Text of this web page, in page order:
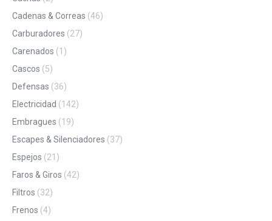
Cadenas & Correas (46)
Carburadores (27)
Carenados (1)
Cascos (5)
Defensas (36)
Electricidad (142)
Embragues (19)
Escapes & Silenciadores (37)
Espejos (21)
Faros & Giros (42)
Filtros (32)
Frenos (4)